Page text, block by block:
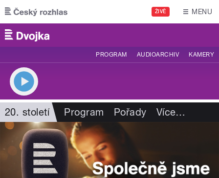
Přejít k hlavnímu obsahu
ŽIVĚ MENU
PROGRAM AUDIOARCHIV KAMERY
20. století Program Pořady Více…